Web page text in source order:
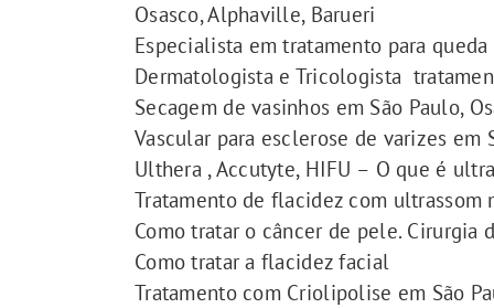
Osasco, Alphaville, Barueri
Especialista em tratamento para
Dermatologista e Tricologista
Secagem de vasinhos em São Paulo,
Vascular para esclerose de varizes em
Ulthera , Accutyte, HIFU – O que é
Tratamento de flacidez com
Como tratar o câncer de pele. Cirurgia
Como tratar a flacidez facial
Tratamento com Criolipolise em São